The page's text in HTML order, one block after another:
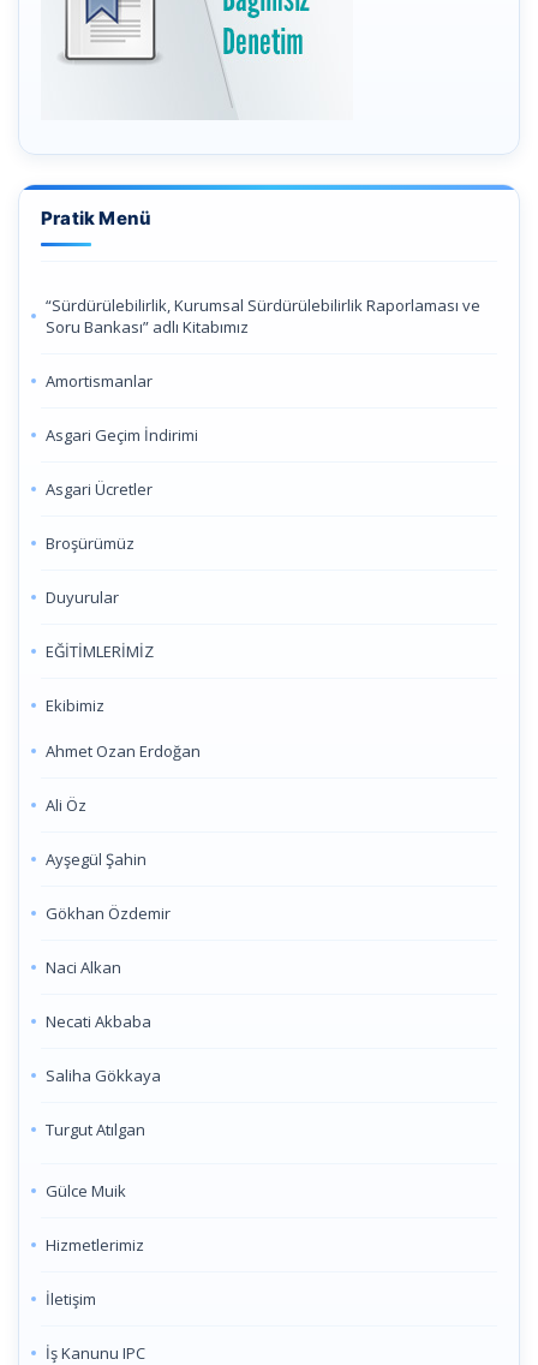
Pratik Menü
“Sürdürülebilirlik, Kurumsal Sürdürülebilirlik Raporlaması ve
Soru Bankası” adlı Kitabımız
Amortismanlar
Asgari Geçim İndirimi
Asgari Ücretler
Broşürümüz
Duyurular
EĞİTİMLERİMİZ
Ekibimiz
Ahmet Ozan Erdoğan
Ali Öz
Ayşegül Şahin
Gökhan Özdemir
Naci Alkan
Necati Akbaba
Saliha Gökkaya
Turgut Atılgan
Gülce Muik
Hizmetlerimiz
İletişim
İş Kanunu IPC